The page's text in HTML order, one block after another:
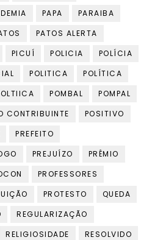
PAPA
PARAIBA
PATOS ALERTA
PICUÍ POLICIA
POLÍCIA
POLITICA
POLÍTICA
POMBAL
POMPAL
CONTRIBUINTE
POSITIVO
PREFEITO
PREJUÍZO
PRÊMIO
PROFESSORES
PROTESTO
QUEDA
REGULARIZAÇÃO
RELIGIOSIDADE
RESOLVIDO